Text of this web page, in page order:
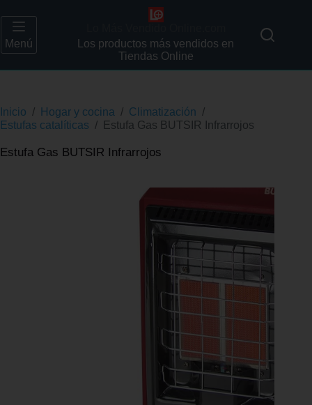
Menú
Los productos más vendidos en
Tiendas Online
Inicio / Hogar y cocina / Climatización /
Estufas catalíticas / Estufa Gas BUTSIR Infrarrojos
Estufa Gas BUTSIR Infrarrojos